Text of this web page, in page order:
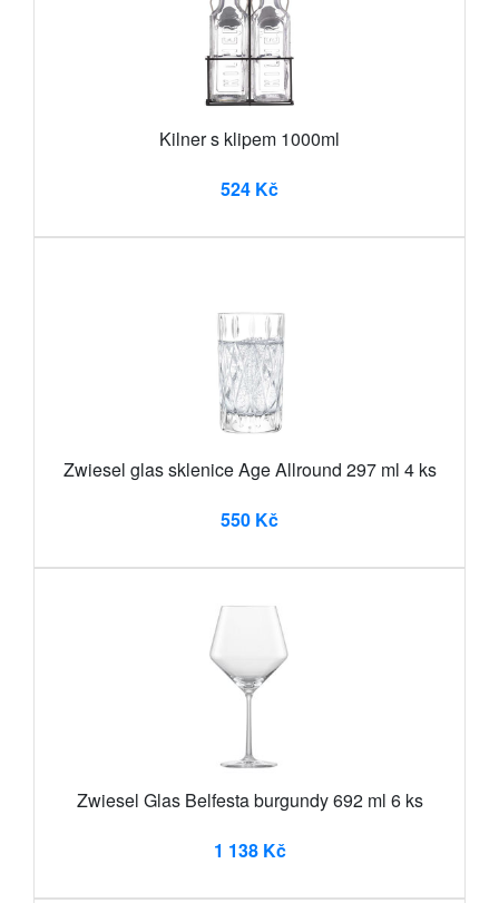
Kilner s klipem 1000ml
524 Kč
Zwiesel glas sklenice Age Allround 297 ml 4 ks
550 Kč
Zwiesel Glas Belfesta burgundy 692 ml 6 ks
1 138 Kč